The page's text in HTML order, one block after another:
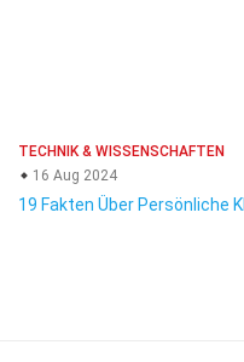
TECHNIK & WISSENSCHAFTEN
16 Aug 2024
19 Fakten Über Persönliche KI